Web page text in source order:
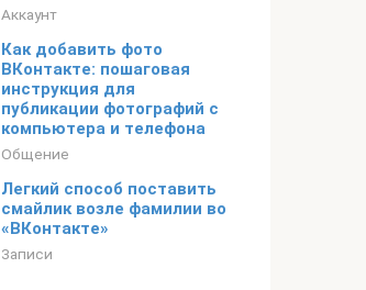
Аккаунт
Как добавить фото
ВКонтакте: пошаговая
инструкция для
публикации фотографий с
компьютера и телефона
Общение
Легкий способ поставить
смайлик возле фамилии во
«ВКонтакте»
Записи